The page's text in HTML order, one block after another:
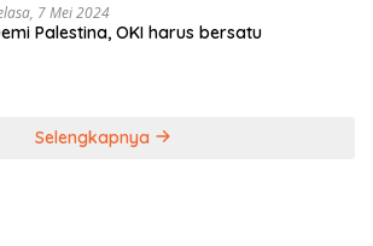
7 Mei 2024
Palestina, OKI harus bersatu
Selengkapnya